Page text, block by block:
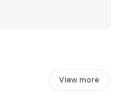
View more